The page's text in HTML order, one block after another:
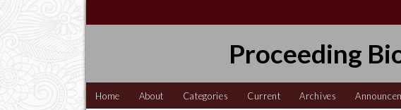
Proceeding
Home About Categories Current Archives